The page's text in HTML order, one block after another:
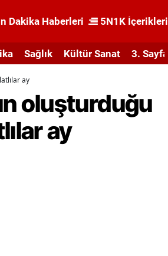
Dakika Haberleri 5N1K İçerikleri
Sağlık Kültür Sanat 3. Sayfa
ay
oluşturduğu
ay